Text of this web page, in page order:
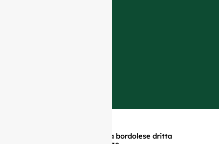
Bottiglia bordolese dritta